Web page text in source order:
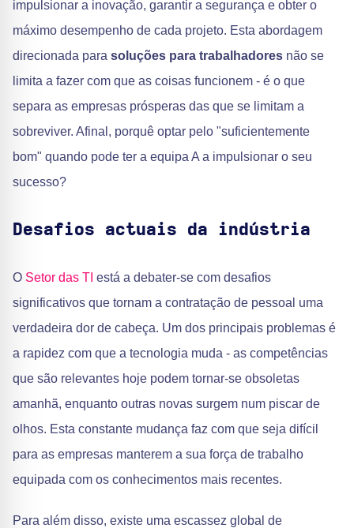
impulsionar a inovação, garantir a segurança e obter o
máximo desempenho de cada projeto. Esta abordagem
direcionada para soluções para trabalhadores não se
limita a fazer com que as coisas funcionem - é o que
separa as empresas prósperas das que se limitam a
sobreviver. Afinal, porquê optar pelo "suficientemente
bom" quando pode ter a equipa A a impulsionar o seu
sucesso?
Desafios actuais da indústria
O Setor das TI está a debater-se com desafios
significativos que tornam a contratação de pessoal uma
verdadeira dor de cabeça. Um dos principais problemas é
a rapidez com que a tecnologia muda - as competências
que são relevantes hoje podem tornar-se obsoletas
amanhã, enquanto outras novas surgem num piscar de
olhos. Esta constante mudança faz com que seja difícil
para as empresas manterem a sua força de trabalho
equipada com os conhecimentos mais recentes.
Para além disso, existe uma escassez global de